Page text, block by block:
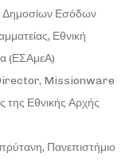
Δημοσίων Εσόδων
Εθνική
(ΕΣΑμεΑ)
Missionware
της Εθνικής Αρχής
Πανεπιστήμιο